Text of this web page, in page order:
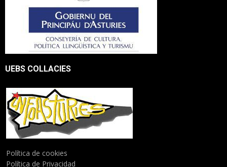
UEBS COLLACIES
Política de cookies
Política de Privacidad